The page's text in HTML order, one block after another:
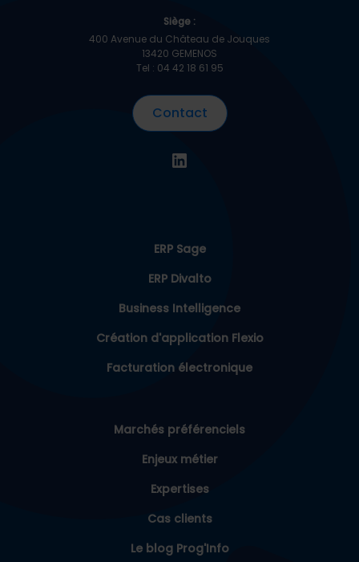
Siège :
400 Avenue du Château de Jouques
13420 GEMENOS
Tel : 04 42 18 61 95
Contact
ERP Sage
ERP Divalto
Business Intelligence
Création d'application Flexio
Facturation électronique
Marchés préférenciels
Enjeux métier
Expertises
Cas clients
Le blog Prog'Info